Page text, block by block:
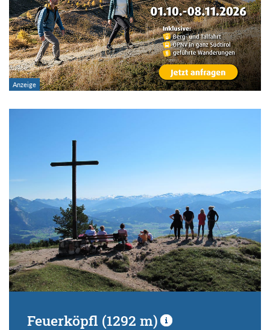
Gebirge:
Art der Tour:
Kondition (Tourdauer):
Suchbegriff:
Feuerköpfl (1292 m)